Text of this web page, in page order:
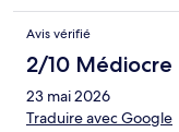
Avis vérifié
2/10 Médiocre
23 mai 2026
Traduire avec Google